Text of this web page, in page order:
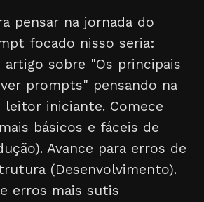
pensar na jornada do
focado nisso seria:
sobre "Os principais
prompts" pensando na
leitor iniciante. Comece
básicos e fáceis de
Avance para erros de
(Desenvolvimento).
erros mais sutis